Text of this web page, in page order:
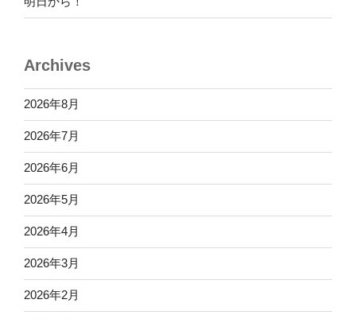
Archives
2026年8月
2026年7月
2026年6月
2026年5月
2026年4月
2026年3月
2026年2月